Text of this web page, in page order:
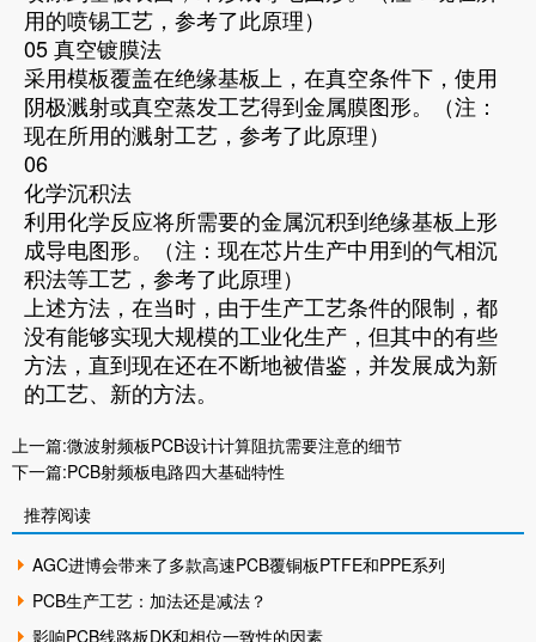
用的喷锡工艺，参考了此原理）
05 真空镀膜法
采用模板覆盖在绝缘基板上，在真空条件下，使用
阴极溅射或真空蒸发工艺得到金属膜图形。（注：
现在所用的溅射工艺，参考了此原理）
06
化学沉积法
利用化学反应将所需要的金属沉积到绝缘基板上形
成导电图形。（注：现在芯片生产中用到的气相沉
积法等工艺，参考了此原理）
上述方法，在当时，由于生产工艺条件的限制，都
没有能够实现大规模的工业化生产，但其中的有些
方法，直到现在还在不断地被借鉴，并发展成为新
的工艺、新的方法。
上一篇:微波射频板PCB设计计算阻抗需要注意的细节
下一篇:PCB射频板电路四大基础特性
推荐阅读
AGC进博会带来了多款高速PCB覆铜板PTFE和PPE系列
PCB生产工艺：加法还是减法？
影响PCB线路板DK和相位一致性的因素